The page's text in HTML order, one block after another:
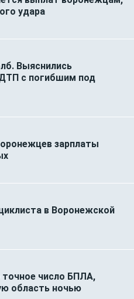
удара
Выяснились
с погибшим под
зарплаты
в Воронежской
точное число БПЛА,
область ночью